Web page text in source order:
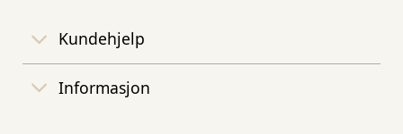
Kundehjelp
Informasjon